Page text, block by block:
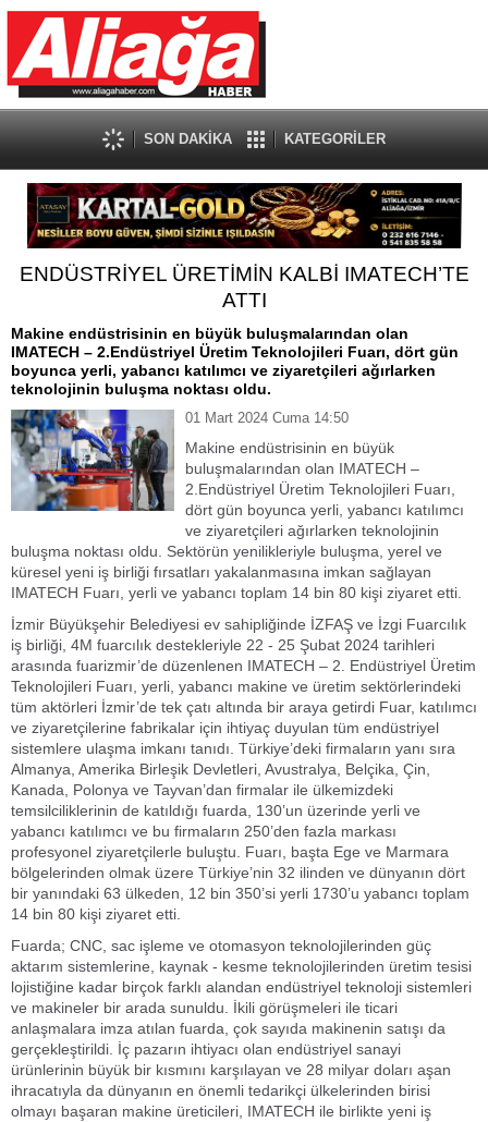
SON DAKİKA KATEGORİLER
ENDÜSTRİYEL ÜRETİMİN KALBİ IMATECH’TE
ATTI
Makine endüstrisinin en büyük buluşmalarından olan
IMATECH – 2.Endüstriyel Üretim Teknolojileri Fuarı, dört gün
boyunca yerli, yabancı katılımcı ve ziyaretçileri ağırlarken
teknolojinin buluşma noktası oldu.
01 Mart 2024 Cuma 14:50
Makine endüstrisinin en büyük
buluşmalarından olan IMATECH –
2.Endüstriyel Üretim Teknolojileri Fuarı,
dört gün boyunca yerli, yabancı katılımcı
ve ziyaretçileri ağırlarken teknolojinin
buluşma noktası oldu. Sektörün yenilikleriyle buluşma, yerel ve
küresel yeni iş birliği fırsatları yakalanmasına imkan sağlayan
IMATECH Fuarı, yerli ve yabancı toplam 14 bin 80 kişi ziyaret etti.
İzmir Büyükşehir Belediyesi ev sahipliğinde İZFAŞ ve İzgi Fuarcılık
iş birliği, 4M fuarcılık destekleriyle 22 - 25 Şubat 2024 tarihleri
arasında fuarizmir’de düzenlenen IMATECH – 2. Endüstriyel Üretim
Teknolojileri Fuarı, yerli, yabancı makine ve üretim sektörlerindeki
tüm aktörleri İzmir’de tek çatı altında bir araya getirdi Fuar, katılımcı
ve ziyaretçilerine fabrikalar için ihtiyaç duyulan tüm endüstriyel
sistemlere ulaşma imkanı tanıdı. Türkiye’deki firmaların yanı sıra
Almanya, Amerika Birleşik Devletleri, Avustralya, Belçika, Çin,
Kanada, Polonya ve Tayvan’dan firmalar ile ülkemizdeki
temsilciliklerinin de katıldığı fuarda, 130’un üzerinde yerli ve
yabancı katılımcı ve bu firmaların 250’den fazla markası
profesyonel ziyaretçilerle buluştu. Fuarı, başta Ege ve Marmara
bölgelerinden olmak üzere Türkiye’nin 32 ilinden ve dünyanın dört
bir yanındaki 63 ülkeden, 12 bin 350’si yerli 1730’u yabancı toplam
14 bin 80 kişi ziyaret etti.
Fuarda; CNC, sac işleme ve otomasyon teknolojilerinden güç
aktarım sistemlerine, kaynak - kesme teknolojilerinden üretim tesisi
lojistiğine kadar birçok farklı alandan endüstriyel teknoloji sistemleri
ve makineler bir arada sunuldu. İkili görüşmeleri ile ticari
anlaşmalara imza atılan fuarda, çok sayıda makinenin satışı da
gerçekleştirildi. İç pazarın ihtiyacı olan endüstriyel sanayi
ürünlerinin büyük bir kısmını karşılayan ve 28 milyar doları aşan
ihracatıyla da dünyanın en önemli tedarikçi ülkelerinden birisi
olmayı başaran makine üreticileri, IMATECH ile birlikte yeni iş